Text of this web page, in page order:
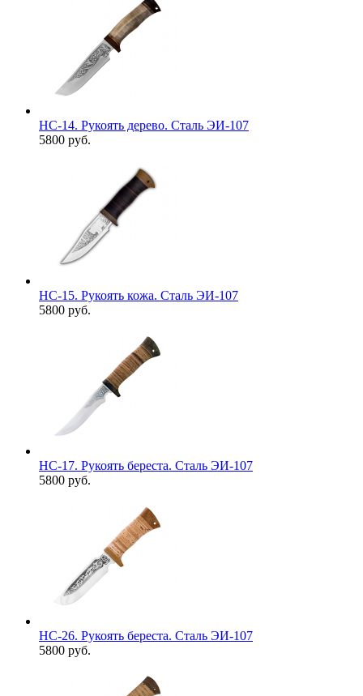
НС-14. Рукоять дерево. Сталь ЭИ-107
5800 руб.
НС-15. Рукоять кожа. Сталь ЭИ-107
5800 руб.
НС-17. Рукоять береста. Сталь ЭИ-107
5800 руб.
НС-26. Рукоять береста. Сталь ЭИ-107
5800 руб.